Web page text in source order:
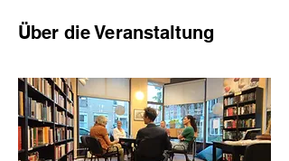
Über die Veranstaltung